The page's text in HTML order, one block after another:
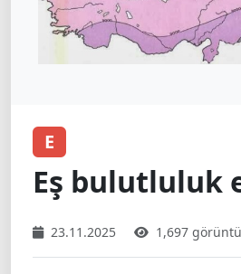
E
Eş bulutluluk
23.11.2025 1,697